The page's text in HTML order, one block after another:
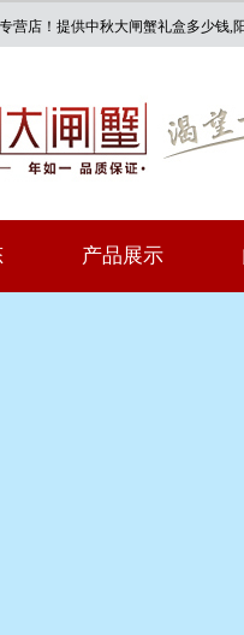
营店！提供中秋大闸蟹礼盒多少钱,
产品展示